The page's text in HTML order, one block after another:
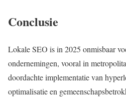
Conclusie
Lokale SEO is in 2025 onmisbaar
ondernemingen, vooral in
doordachte implementatie van
optimalisatie en